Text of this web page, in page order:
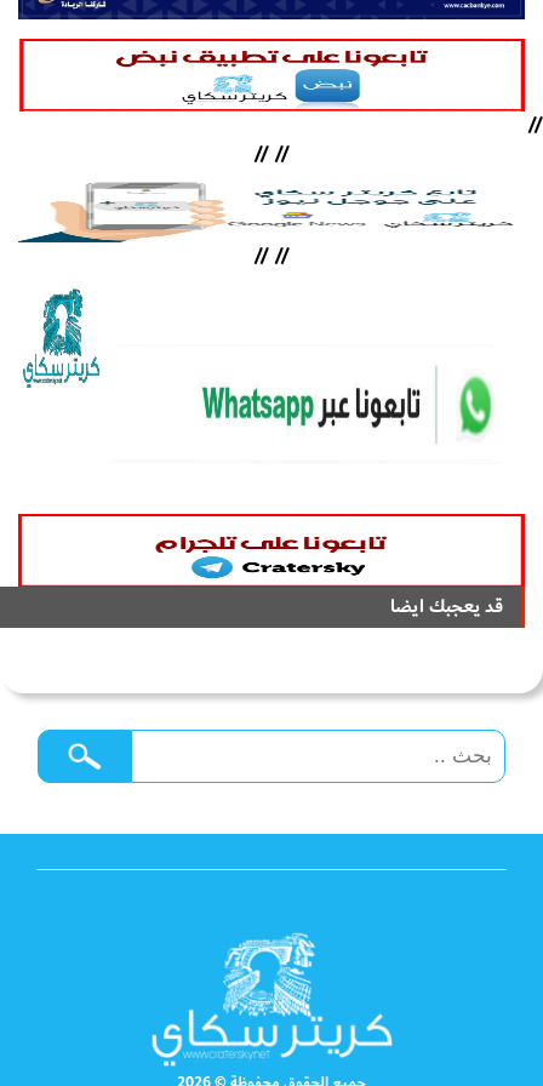
//
//
//
//
//
قد يعجبك ايضا